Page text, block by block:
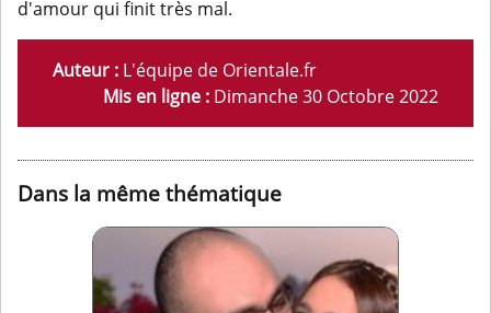
d'amour qui finit très mal.
Auteur : L'équipe de Orientale.fr
Mis en ligne : Dimanche 30 Octobre 2022
Dans la même thématique